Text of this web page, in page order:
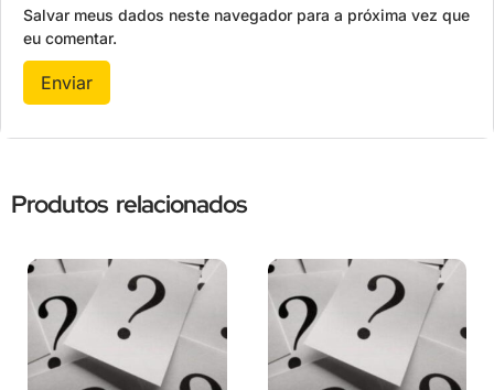
Salvar meus dados neste navegador para a próxima vez que
eu comentar.
Produtos relacionados